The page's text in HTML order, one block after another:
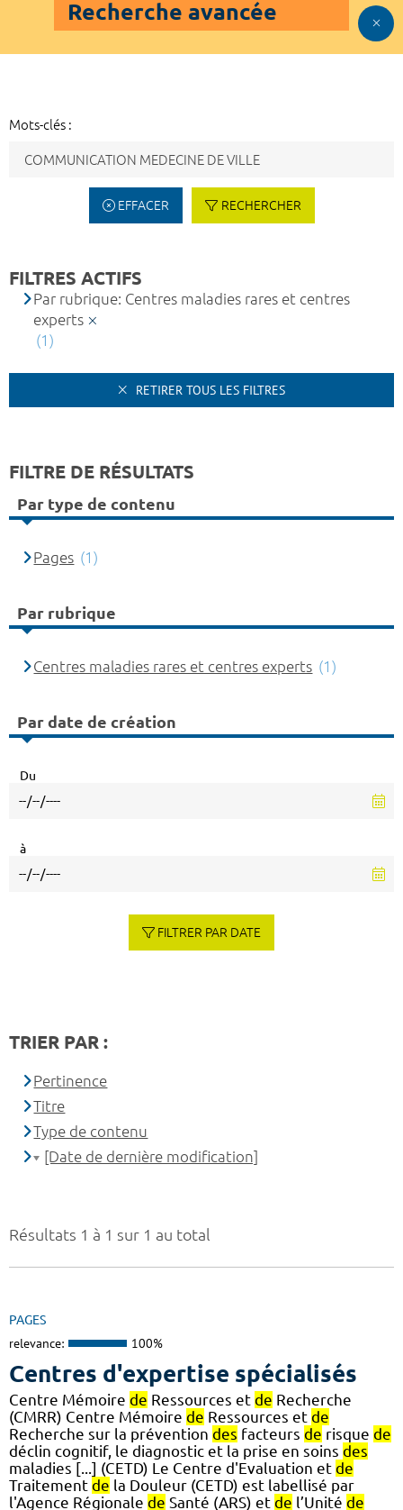
Recherche avancée
Mots-clés :
EFFACER RECHERCHER
Résultats 1 à 1 sur 1 au total
PAGES
relevance: 100%
Centres d'expertise spécialisés
Centre Mémoire de Ressources et de Recherche
(CMRR) Centre Mémoire de Ressources et de
Recherche sur la prévention des facteurs de risque de
déclin cognitif, le diagnostic et la prise en soins des
maladies [...] (CETD) Le Centre d'Evaluation et de
Traitement de la Douleur (CETD) est labellisé par
l'Agence Régionale de Santé (ARS) et de l’Unité de
FILTRES ACTIFS
Par rubrique: Centres maladies rares et centres
experts
(1)
RETIRER TOUS LES FILTRES
FILTRE DE RÉSULTATS
Par type de contenu
Pages (1)
Par rubrique
Centres maladies rares et centres experts (1)
Par date de création
Du
à
FILTRER PAR DATE
TRIER PAR :
Pertinence
Titre
Type de contenu
[Date de dernière modification]